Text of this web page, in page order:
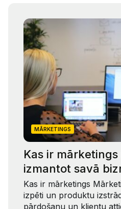
MĀRKETINGS
Kas ir
izmantot savā
Kas ir mārketings
izpēti un produktu
pārdošanu un klientu